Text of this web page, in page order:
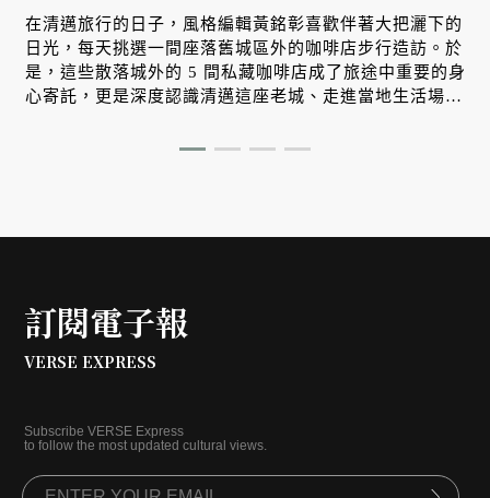
在清邁旅行的日子，風格編輯黃銘彰喜歡伴著大把灑下的
日光，每天挑選一間座落舊城區外的咖啡店步行造訪。於
是，這些散落城外的 5 間私藏咖啡店成了旅途中重要的身
心寄託，更是深度認識清邁這座老城、走進當地生活場景
訂閱電子報
VERSE EXPRESS
Subscribe VERSE Express
to follow the most updated cultural views.